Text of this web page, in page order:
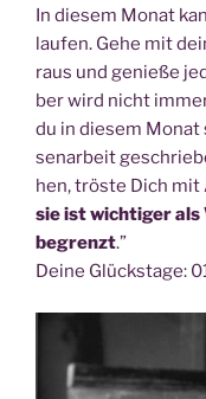
In die­sem Monat
lau­fen. Gehe mit
raus und genie­ße
ber wird nicht
du in die­sem
sen­ar­beit
hen, trös­te Dich mit
sie ist wich­ti­ger als
begrenzt.”
Dei­ne Glücks­ta­ge: